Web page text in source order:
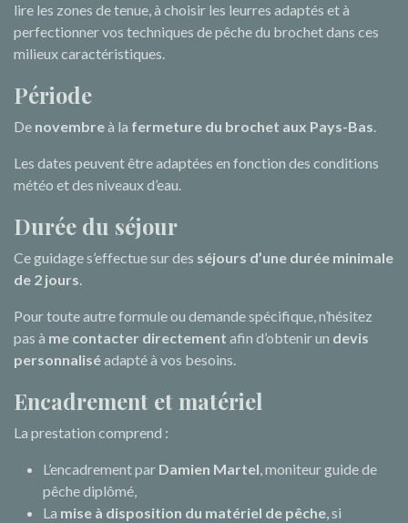
lire les zones de tenue, à choisir les leurres adaptés et à
perfectionner vos techniques de pêche du brochet dans ces
milieux caractéristiques.
Période
De novembreà la fermeture du brochet aux Pays-Bas.
Les dates peuvent être adaptées en fonction des conditions
météo et des niveaux d’eau.
Durée du séjour
Ce guidage s’effectue sur des séjours d’une durée minimale
de 2 jours.
Pour toute autre formule ou demande spécifique, n’hésitez
pas à me contacter directement afin d’obtenir un devis
personnaliséadapté à vos besoins.
Encadrement et matériel
La prestation comprend :
L’encadrement par Damien Martel, moniteur guide de
pêche diplômé,
La mise à disposition du matériel de pêche, si